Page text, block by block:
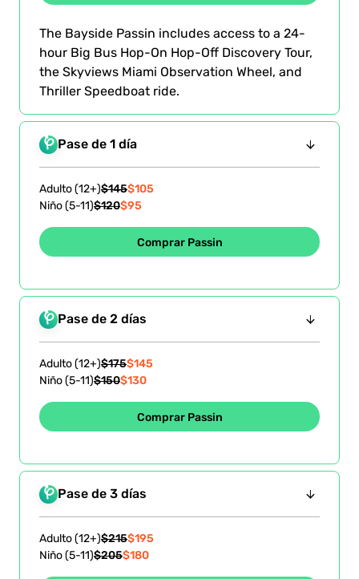
The Bayside Passin includes access to a 24-
hour Big Bus Hop-On Hop-Off Discovery Tour,
the Skyviews Miami Observation Wheel, and
Thriller Speedboat ride.
Pase de 1 día
Adulto (12+)$145$105
Niño (5-11)$120$95
Comprar Passin
Pase de 2 días
Adulto (12+)$175$145
Niño (5-11)$150$130
Comprar Passin
Pase de 3 días
Adulto (12+)$215$195
Niño (5-11)$205$180
$0.00
$0.00